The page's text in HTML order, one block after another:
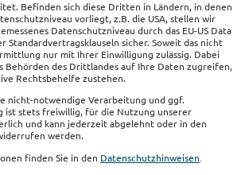
Datenschutz
Sitemap
Barrierefreiheit
auf